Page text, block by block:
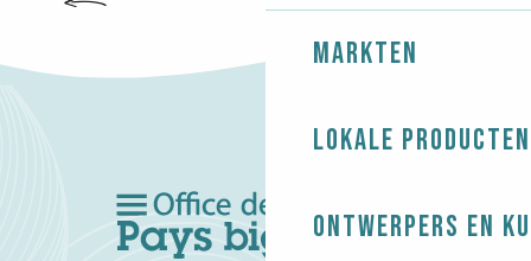
Markten
Lokale producten
Ontwerpers en
KOPLAMPEN